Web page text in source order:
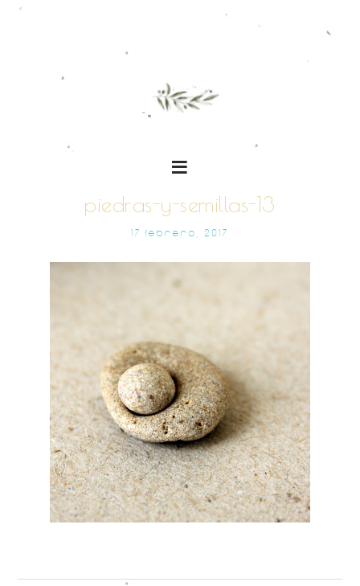
piedras-y-semillas-13
17 FEBRERO, 2017